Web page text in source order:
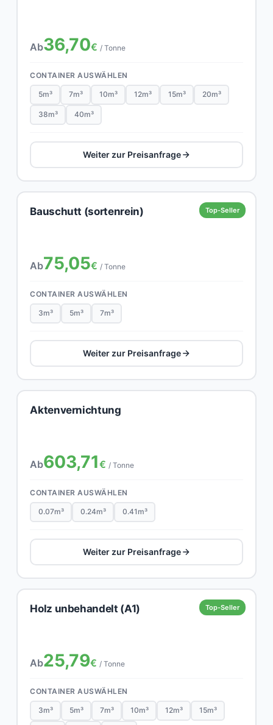
Ab36,70€ / Tonne
CONTAINER AUSWÄHLEN
5m³ 7m³ 10m³ 12m³ 15m³ 20m³
38m³ 40m³
Weiter zur Preisanfrage
Top-Seller
Bauschutt (sortenrein)
Ab75,05€ / Tonne
CONTAINER AUSWÄHLEN
3m³ 5m³ 7m³
Weiter zur Preisanfrage
Aktenvernichtung
Ab603,71€ / Tonne
CONTAINER AUSWÄHLEN
0.07m³ 0.24m³ 0.41m³
Weiter zur Preisanfrage
Top-Seller
Holz unbehandelt (A1)
Ab25,79€ / Tonne
CONTAINER AUSWÄHLEN
3m³ 5m³ 7m³ 10m³ 12m³ 15m³